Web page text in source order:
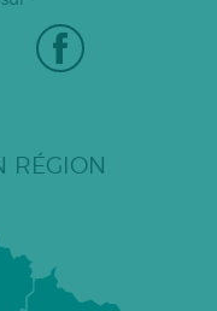
RÉGION